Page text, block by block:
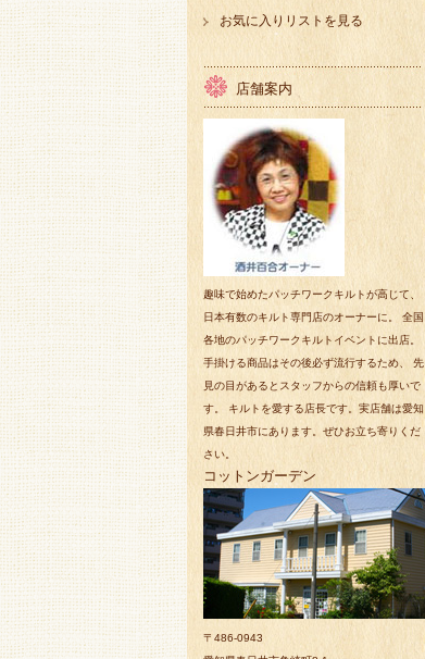
お気に入りリストを見る
店舗案内
趣味で始めたパッチワークキルトが高じて、
日本有数のキルト専門店のオーナーに。 全国
各地のパッチワークキルトイベントに出店。
手掛ける商品はその後必ず流行するため、 先
見の目があるとスタッフからの信頼も厚いで
す。 キルトを愛する店長です。実店舗は愛知
県春日井市にあります。ぜひお立ち寄りくだ
さい。
コットンガーデン
〒486-0943